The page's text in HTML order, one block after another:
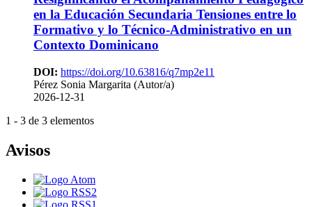
en la Educación Secundaria Tensiones entre lo
Formativo y lo Técnico-Administrativo en un
Contexto Dominicano
DOI: https://doi.org/10.63816/q7mp2e11
Pérez Sonia Margarita (Autor/a)
2026-12-31
1 - 3 de 3 elementos
Avisos